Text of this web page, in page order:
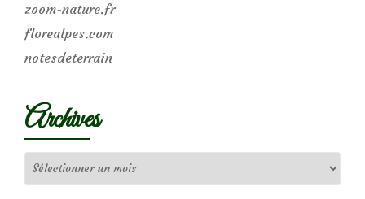
zoom-nature.fr
florealpes.com
notesdeterrain
Archives